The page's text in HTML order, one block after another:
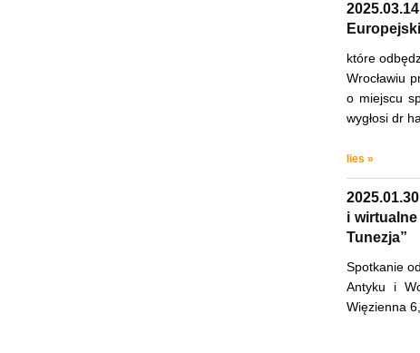
które
Wrocławiu
o miejscu
wygłosi dr
lies »
i
Tunezja”
Spotkanie
Antyku i
Więzienna